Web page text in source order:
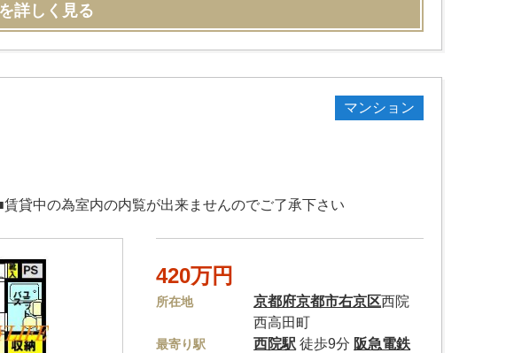
詳しく見る
マンション
中の為室内の内覧が出来ませんのでご了承下さい
420万円
所在地 京都府京都市右京区西院
西高田町
最寄り駅 西院駅 徒歩9分 阪急電鉄